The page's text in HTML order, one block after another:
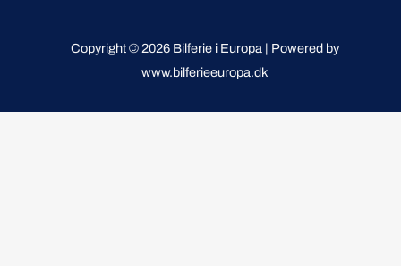
Copyright © 2026 Bilferie i Europa | Powered by
www.bilferieeuropa.dk